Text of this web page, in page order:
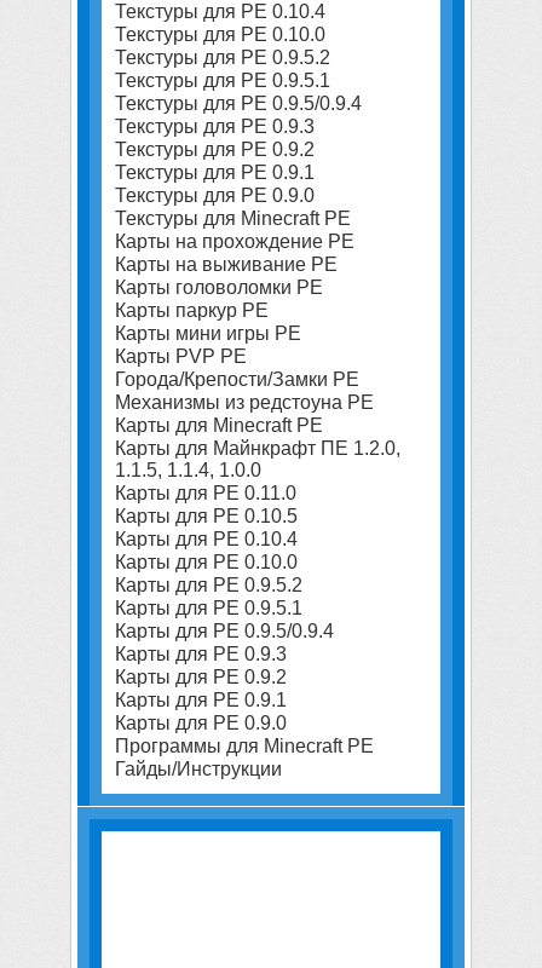
Текстуры для PE 0.10.4
Текстуры для PE 0.10.0
Текстуры для PE 0.9.5.2
Текстуры для PE 0.9.5.1
Текстуры для PE 0.9.5/0.9.4
Текстуры для PE 0.9.3
Текстуры для PE 0.9.2
Текстуры для PE 0.9.1
Текстуры для PE 0.9.0
Текстуры для Minecraft PE
Карты на прохождение PE
Карты на выживание PE
Карты головоломки PE
Карты паркур PE
Карты мини игры PE
Карты PVP PE
Города/Крепости/Замки PE
Механизмы из редстоуна PE
Карты для Minecraft PE
Карты для Майнкрафт ПЕ 1.2.0,
1.1.5, 1.1.4, 1.0.0
Карты для PE 0.11.0
Карты для PE 0.10.5
Карты для PE 0.10.4
Карты для PE 0.10.0
Карты для PE 0.9.5.2
Карты для PE 0.9.5.1
Карты для PE 0.9.5/0.9.4
Карты для PE 0.9.3
Карты для PE 0.9.2
Карты для PE 0.9.1
Карты для PE 0.9.0
Программы для Minecraft PE
Гайды/Инструкции